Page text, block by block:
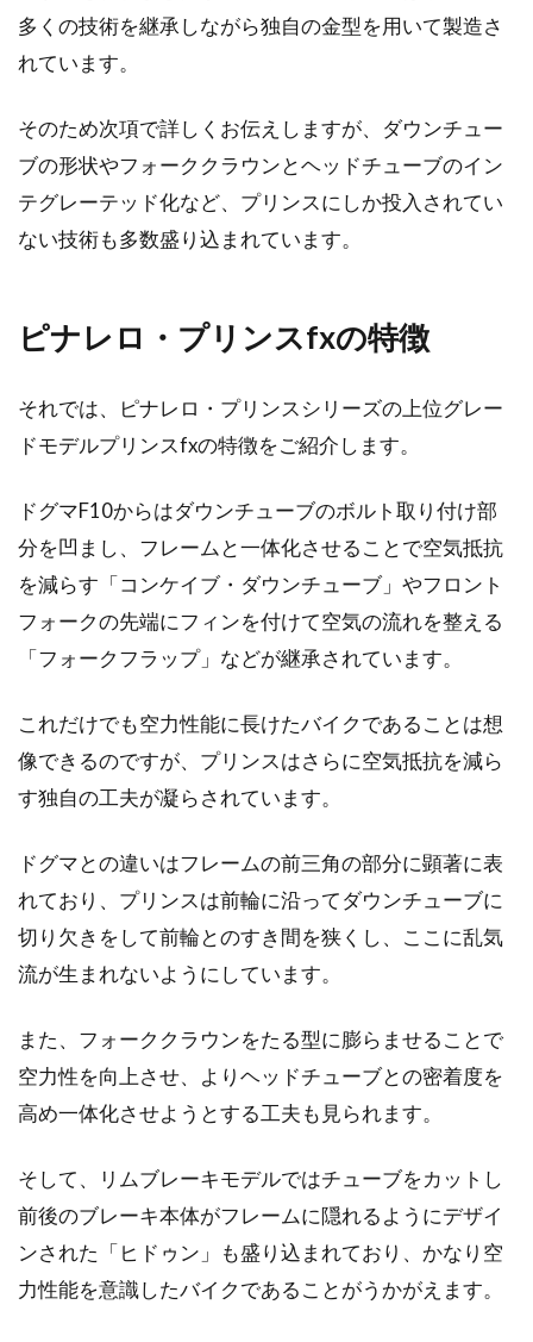
カーボンレースモデルはハードルが
ボンロードに乗る方におすすめ」という観点で
ご紹介...
みたい！そんな憧れを抱いて、いざショップに
行ってみたら、...
多くの技術を継承しながら独自の金型を用いて製造さ
れています。
そのため次項で詳しくお伝えしますが、ダウンチュー
ブの形状やフォーククラウンとヘッドチューブのイン
テグレーテッド化など、プリンスにしか投入されてい
ない技術も多数盛り込まれています。
ピナレロ・プリンスfxの特徴
それでは、ピナレロ・プリンスシリーズの上位グレー
ドモデルプリンスfxの特徴をご紹介します。
ドグマF10からはダウンチューブのボルト取り付け部
分を凹まし、フレームと一体化させることで空気抵抗
を減らす「コンケイブ・ダウンチューブ」やフロント
フォークの先端にフィンを付けて空気の流れを整える
「フォークフラップ」などが継承されています。
これだけでも空力性能に長けたバイクであることは想
像できるのですが、プリンスはさらに空気抵抗を減ら
す独自の工夫が凝らされています。
ドグマとの違いはフレームの前三角の部分に顕著に表
れており、プリンスは前輪に沿ってダウンチューブに
切り欠きをして前輪とのすき間を狭くし、ここに乱気
流が生まれないようにしています。
また、フォーククラウンをたる型に膨らませることで
空力性を向上させ、よりヘッドチューブとの密着度を
高め一体化させようとする工夫も見られます。
そして、リムブレーキモデルではチューブをカットし
前後のブレーキ本体がフレームに隠れるようにデザイ
ンされた「ヒドゥン」も盛り込まれており、かなり空
力性能を意識したバイクであることがうかがえます。